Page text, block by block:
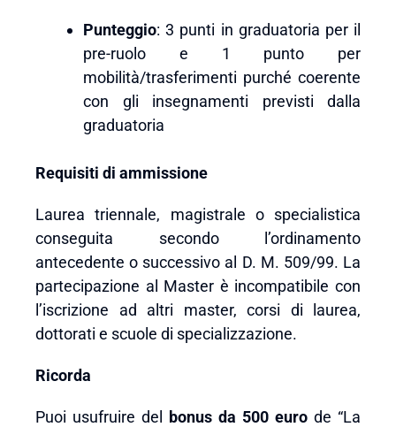
Punteggio: 3 punti in graduatoria per il
pre-ruolo e 1 punto per
mobilità/trasferimenti purché coerente
con gli insegnamenti previsti dalla
graduatoria
Requisiti di ammissione
Laurea triennale, magistrale o specialistica
conseguita secondo l’ordinamento
antecedente o successivo al D. M. 509/99. La
partecipazione al Master è incompatibile con
l’iscrizione ad altri master, corsi di laurea,
dottorati e scuole di specializzazione.
Ricorda
Puoi usufruire del bonus da 500 euro de “La